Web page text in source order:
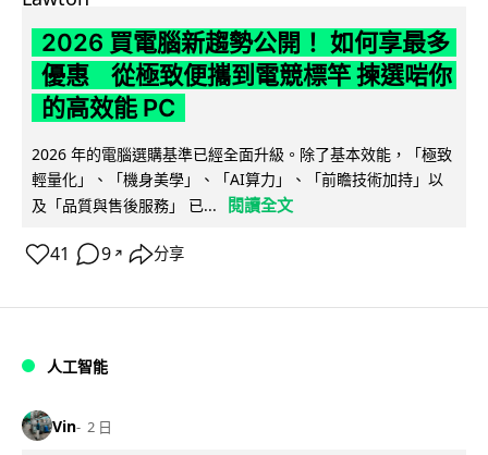
2026 買電腦新趨勢公開！ 如何享最多
優惠 從極致便攜到電競標竿 揀選啱你
的高效能 PC
2026 年的電腦選購基準已經全面升級。除了基本效能，「極致
輕量化」、「機身美學」、「AI算力」、「前瞻技術加持」以
及「品質與售後服務」 已...
閱讀全文
41 9 ↗ 分享
人工智能
Vin 2 日